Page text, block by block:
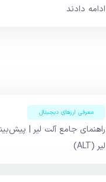
ادامه دادند
معرفی ارزهای دیجیتال
راهنمای جامع آلت لیر |
لیر (ALT)